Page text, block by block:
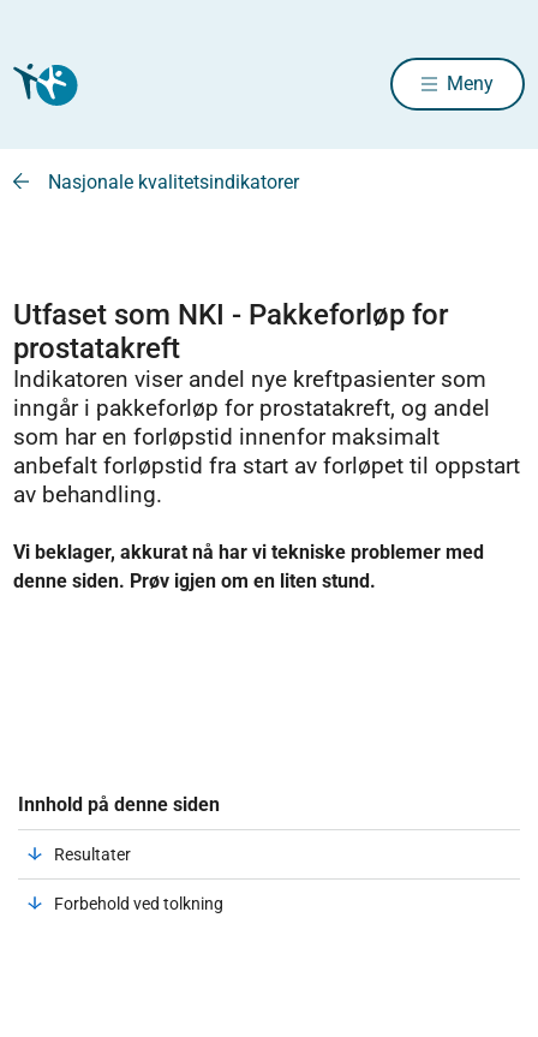
Meny
Nasjonale kvalitetsindikatorer
Utfaset som NKI - Pakkeforløp for
prostatakreft
Indikatoren viser andel nye kreftpasienter som
inngår i pakkeforløp for prostatakreft, og andel
som har en forløpstid innenfor maksimalt
anbefalt forløpstid fra start av forløpet til oppstart
av behandling.
Vi beklager, akkurat nå har vi tekniske problemer med
denne siden. Prøv igjen om en liten stund.
Innhold på denne siden
Resultater
Forbehold ved tolkning